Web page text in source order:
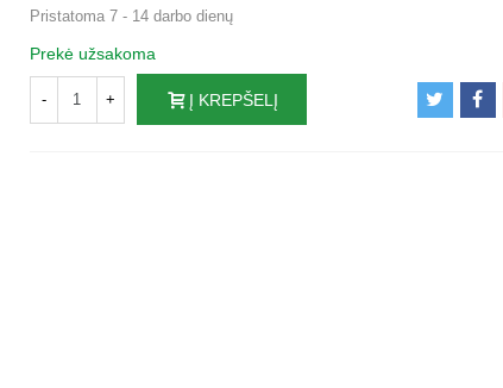
Pristatoma 7 - 14 darbo dienų
Prekė užsakoma
- + Į KREPŠELĮ